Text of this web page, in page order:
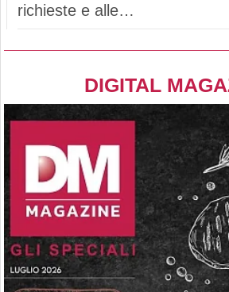
richieste e alle…
DIGITAL